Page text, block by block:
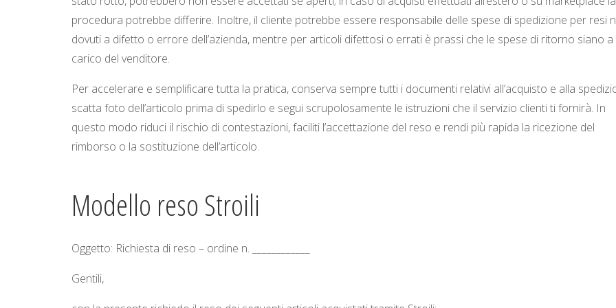
procedura potrebbe differire. Inoltre, il cliente potrebbe essere responsabile delle spese di spedizione per resi
dovuti a difetto o errore dell’azienda, mentre per articoli difettosi o errati è prassi che le spese di ritorno siano a
carico del venditore.
Per accelerare e semplificare tutta la pratica, conserva sempre tutti i documenti relativi all’acquisto e alla
scatta foto dell’articolo prima di spedirlo e segui scrupolosamente le istruzioni che il servizio clienti ti fornirà. In
questo modo riduci il rischio di contestazioni, faciliti l’accettazione del reso e rendi più rapida la ricezione del
rimborso o la sostituzione dell’articolo.
Modello reso Stroili
Oggetto: Richiesta di reso – ordine n. ____________
Gentili,